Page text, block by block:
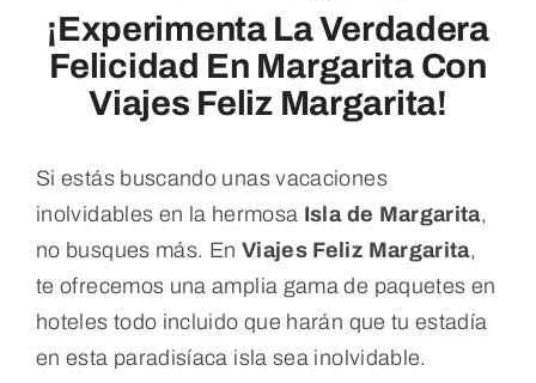
Paquetes Turísticos
Tours Y Excursiones
¡Experimenta La Verdadera
Felicidad En Margarita Con
Viajes Feliz Margarita!
Si estás buscando unas vacaciones
inolvidables en la hermosa Isla de Margarita,
no busques más. En Viajes Feliz Margarita,
te ofrecemos una amplia gama de paquetes en
hoteles todo incluido que harán que tu estadía
en esta paradisíaca isla sea inolvidable.